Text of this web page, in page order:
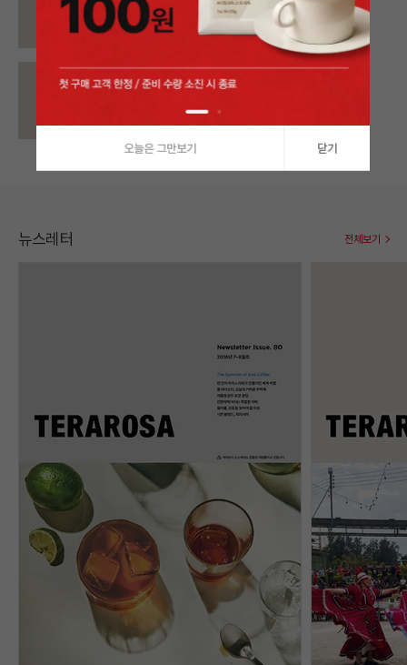
오늘은 그만보기 닫기
29,500원
에티오피아 슬리피 캣 디카페인
Ethiopia Sleepy Cat Decaffeinated
뉴스레터 전체보기